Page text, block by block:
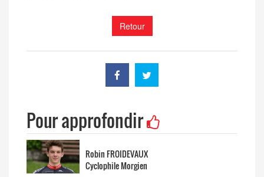
Retour
Pour approfondir
Robin FROIDEVAUX
Cyclophile Morgien